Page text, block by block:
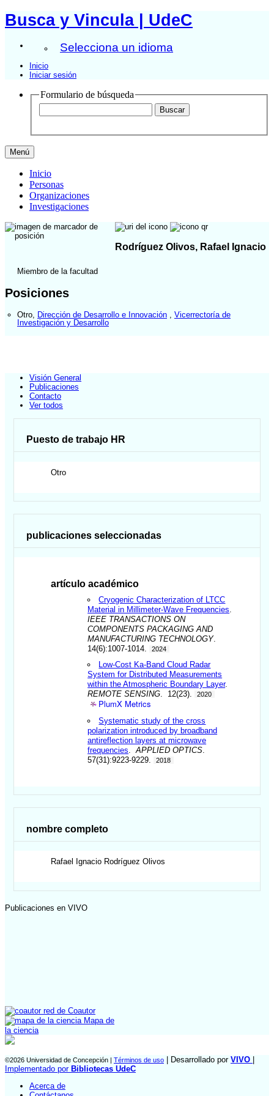
Busca y Vincula | UdeC
Selecciona un idioma
Inicio
Iniciar sesión
Formulario de búsqueda
Menú
Inicio
Personas
Organizaciones
Investigaciones
Rodríguez Olivos, Rafael Ignacio
Miembro de la facultad
Posiciones
Otro Dirección de Desarrollo e Innovación
Vicerrectoría de
Investigación y Desarrollo
Visión General
Publicaciones
Contacto
Ver todos
Puesto de trabajo HR
Otro
publicaciones seleccionadas
artículo académico
Cryogenic Characterization of LTCC
Material in Millimeter-Wave Frequencies
IEEE TRANSACTIONS ON
COMPONENTS PACKAGING AND
MANUFACTURING TECHNOLOGY.
14(6):1007-1014.
2024
Low-Cost Ka-Band Cloud Radar
System for Distributed Measurements
within the Atmospheric Boundary Layer.
REMOTE SENSING . 12(23). 2020
PlumX Metrics
Systematic study of the cross
polarization introduced by broadband
antireflection layers at microwave
frequencies .APPLIED OPTICS
57(31):9223-9229.
2018
nombre completo
Rafael Ignacio Rodríguez Olivos
Publicaciones en VIVO
red de Coautor
Mapa de
la ciencia
©2026 Universidad de Concepción | Términos de uso | Desarrollado por VIVO
Implementado por Bibliotecas UdeC
Acerca de